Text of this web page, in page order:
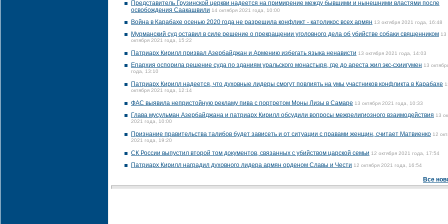
Представитель Грузинской церкви надеется на примирение между бывшими и нынешними властями после
освобождения Саакашвили 14 октября 2021 года, 10:00
Война в Карабахе осенью 2020 года не разрешила конфликт - католикос всех армян 13 октября 2021 года, 16:48
Мурманский суд оставил в силе решение о прекращении уголовного дела об убийстве собаки священником 13
октября 2021 года, 15:22
Патриарх Кирилл призвал Азербайджан и Армению избегать языка ненависти 13 октября 2021 года, 14:03
Епархия оспорила решение суда по зданиям уральского монастыря, где до ареста жил экс-схиигумен 13
года, 13:10
Патриарх Кирилл надеется, что духовные лидеры смогут повлиять на умы участников конфликта в Карабахе
октября 2021 года, 12:14
ФАС выявила непристойную рекламу пива с портретом Моны Лизы в Самаре 13 октября 2021 года, 10:33
Глава мусульман Азербайджана и патриарх Кирилл обсудили вопросы межрелигиозного взаимодействия 13
2021 года, 10:00
Признание правительства талибов будет зависеть и от ситуации с правами женщин, считает Матвиенко 12
2021 года, 19:20
СК России выпустил второй том документов, связанных с убийством царской семьи 12 октября 2021 года, 17:54
Патриарх Кирилл наградил духовного лидера армян орденом Славы и Чести 12 октября 2021 года, 16:54
Все